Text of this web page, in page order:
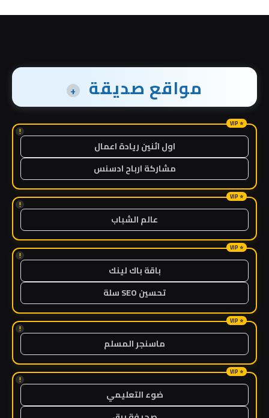
مواقع صديقة +
!
اول اثنين ريادة اعمال
مشاركة ارباح ادسنس
!
عالم الشباب
!
باقة باك لينك
تحسين SEO سلة
!
ماسنجر المسلم
!
ضوء التعليمي